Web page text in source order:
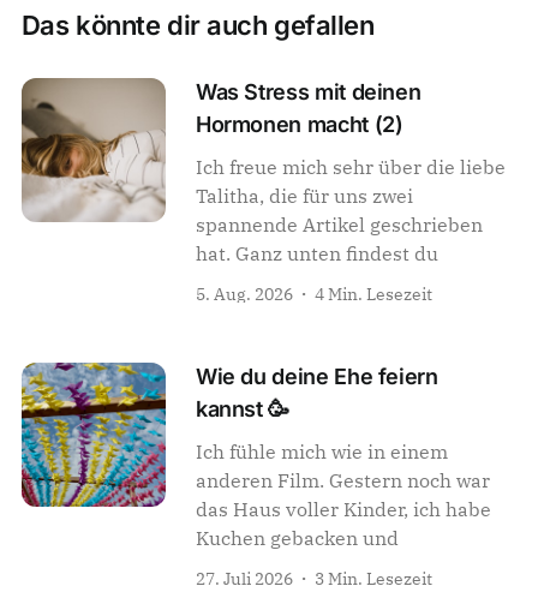
Das könnte dir auch gefallen
Was Stress mit deinen
Hormonen macht (2)
Ich freue mich sehr über die liebe
Talitha, die für uns zwei
spannende Artikel geschrieben
hat. Ganz unten findest du
5. Aug. 2026 4 Min. Lesezeit
Wie du deine Ehe feiern
kannst 🥳
Ich fühle mich wie in einem
anderen Film. Gestern noch war
das Haus voller Kinder, ich habe
Kuchen gebacken und
27. Juli 2026 3 Min. Lesezeit